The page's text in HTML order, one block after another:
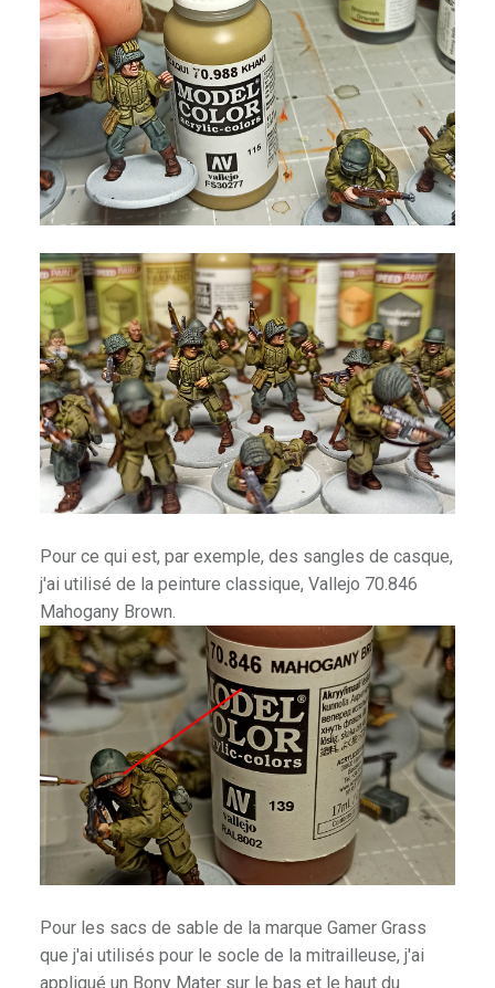
Pour ce qui est, par exemple, des sangles de casque,
j'ai utilisé de la peinture classique, Vallejo 70.846
Mahogany Brown.
Pour les sacs de sable de la marque Gamer Grass
que j'ai utilisés pour le socle de la mitrailleuse, j'ai
appliqué un Bony Mater sur le bas et le haut du